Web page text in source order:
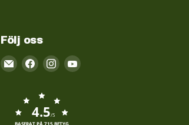
Följ oss
Email
4.5/5